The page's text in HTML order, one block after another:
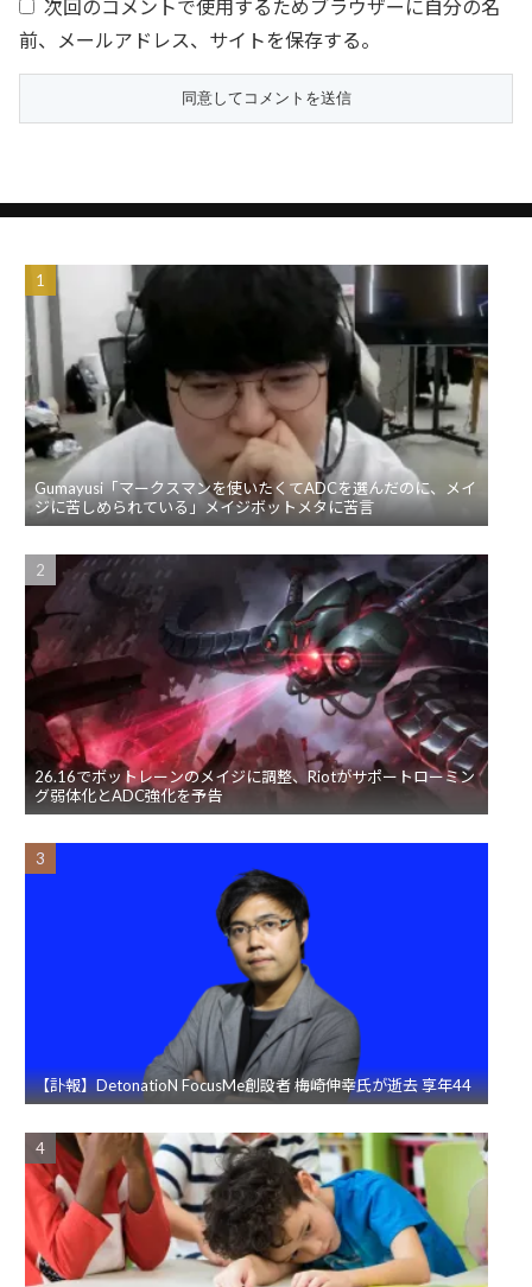
次回のコメントで使用するためブラウザーに自分の名
前、メールアドレス、サイトを保存する。
Gumayusi「マークスマンを使いたくてADCを選んだのに、メイ
ジに苦しめられている」メイジボットメタに苦言
26.16でボットレーンのメイジに調整、Riotがサポートローミン
グ弱体化とADC強化を予告
【訃報】DetonatioN FocusMe創設者 梅崎伸幸氏が逝去 享年44